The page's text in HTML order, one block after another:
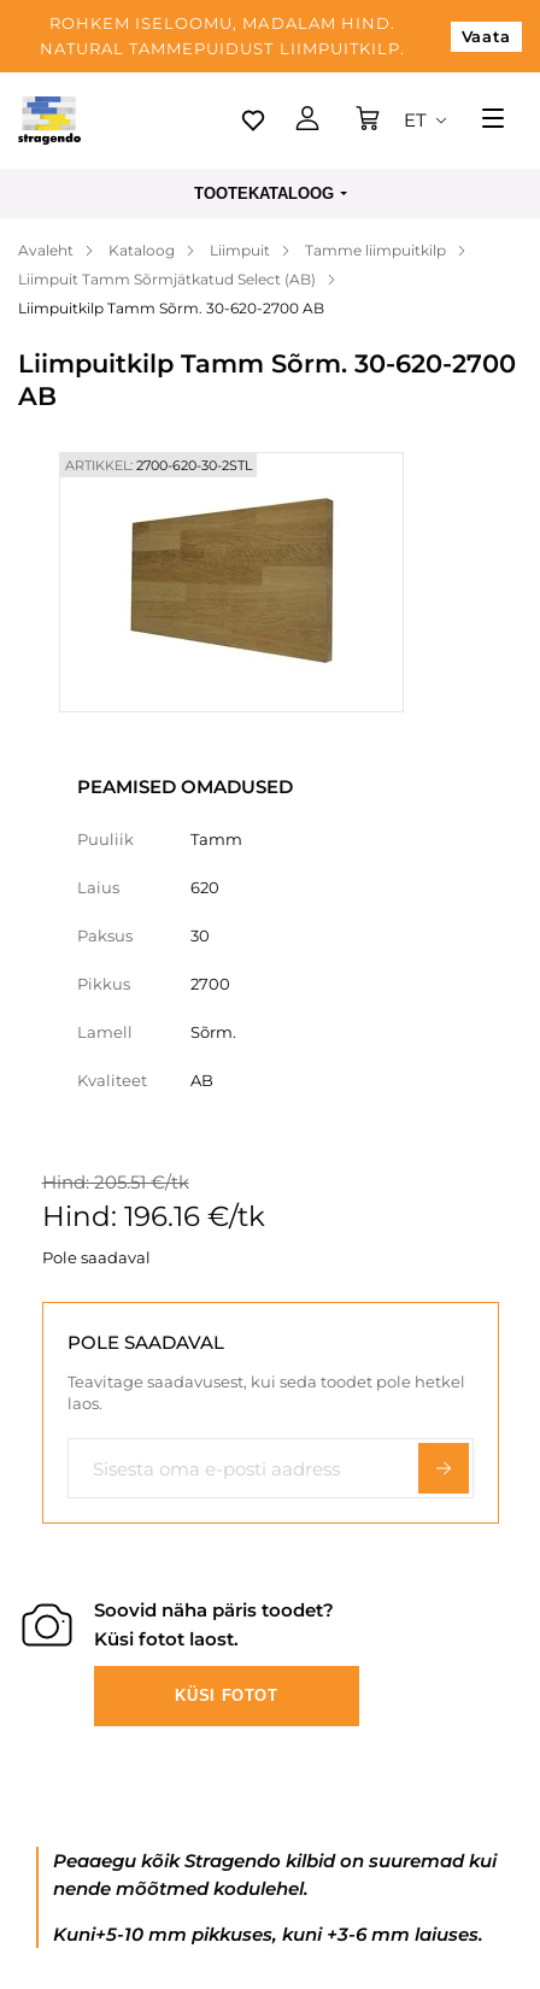
ROHKEM ISELOOMU, MADALAM HIND.
NATURAL TAMMEPUIDUST LIIMPUITKILP.
Vaata
Tallinn
Makse
Meist
Kontaktid
ET
TOOTEKATALOOG
Avaleht Kataloog Liimpuit
Tamme liimpuitkilp
Liimpuit Tamm Sõrmjätkatud Select (AB)
Liimpuitkilp Tamm Sõrm. 30-620-2700 AB
Liimpuitkilp Tamm Sõrm. 30-620-2700
AB
ARTIKKEL:2700-620-30-2STL
PEAMISED OMADUSED
Puuliik Tamm
Laius 620
Paksus 30
Pikkus 2700
Lamell Sõrm.
Kvaliteet AB
Hind: 205.51 €/tk
Hind: 196.16 €/tk
Pole saadaval
POLE SAADAVAL
Teavitage saadavusest, kui seda toodet pole hetkel
laos.
Soovid näha päris toodet?
Küsi fotot laost.
KÜSI FOTOT
Peaaegu kõik Stragendo kilbid on suuremad kui
nende mõõtmed kodulehel.
Kuni+5-10 mm pikkuses, kuni +3-6 mm laiuses.